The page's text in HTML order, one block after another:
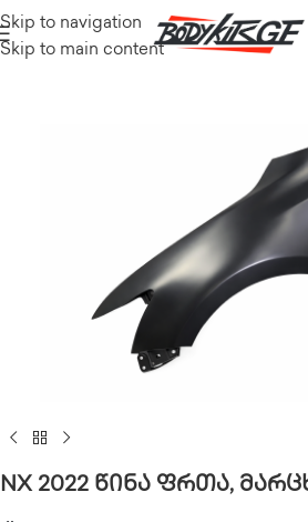
Skip to navigation
Skip to main content
NX 2022 წინა ფრთა,